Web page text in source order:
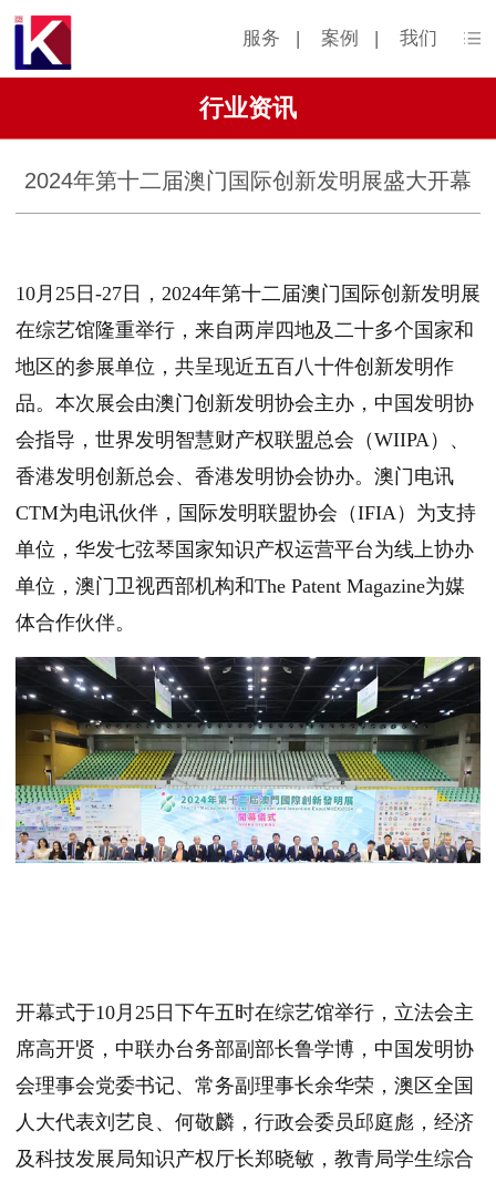
服务 | 案例 | 我们
行业资讯
2024年第十二届澳门国际创新发明展盛大开幕
10月25日-27日，2024年第十二届澳门国际创新发明展
在综艺馆隆重举行，来自两岸四地及二十多个国家和
地区的参展单位，共呈现近五百八十件创新发明作
品。本次展会由澳门创新发明协会主办，中国发明协
会指导，世界发明智慧财产权联盟总会（WIIPA）、
香港发明创新总会、香港发明协会协办。澳门电讯
CTM为电讯伙伴，国际发明联盟协会（IFIA）为支持
单位，华发七弦琴国家知识产权运营平台为线上协办
单位，澳门卫视西部机构和The Patent Magazine为媒
体合作伙伴。
开幕式于10月25日下午五时在综艺馆举行，立法会主
席高开贤，中联办台务部副部长鲁学博，中国发明协
会理事会党委书记、常务副理事长余华荣，澳区全国
人大代表刘艺良、何敬麟，行政会委员邱庭彪，经济
及科技发展局知识产权厅长郑晓敏，教青局学生综合